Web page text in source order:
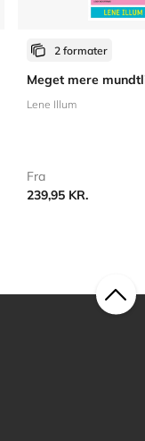
2 formater
Meget mere
Lene Illum
Fra
239,95 KR.